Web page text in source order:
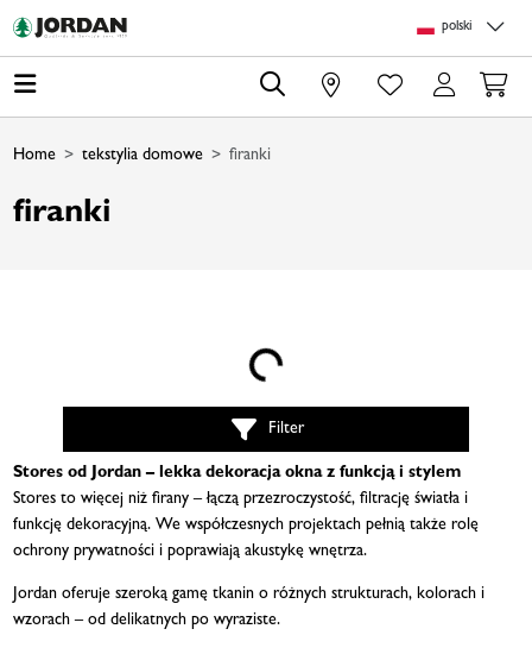
polski
0
Home tekstylia domowe firanki
firanki
Loading...
Filter
Stores od Jordan – lekka dekoracja okna z funkcją i stylem
Stores to więcej niż firany – łączą przezroczystość, filtrację światła i
funkcję dekoracyjną. We współczesnych projektach pełnią także rolę
ochrony prywatności i poprawiają akustykę wnętrza.
Jordan oferuje szeroką gamę tkanin o różnych strukturach, kolorach i
wzorach – od delikatnych po wyraziste.